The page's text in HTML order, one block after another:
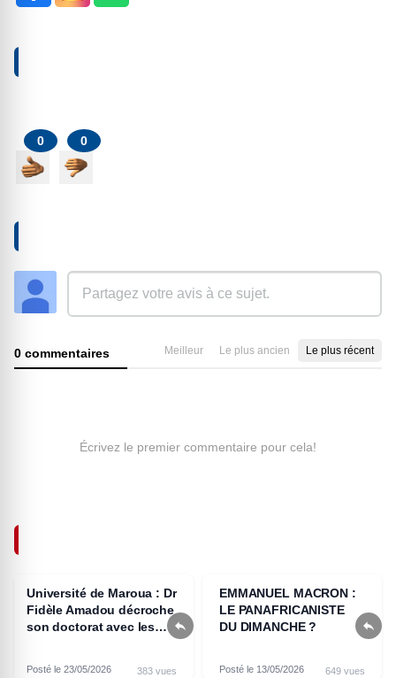
0 0
0 commentaires Meilleur Le plus ancien Le plus récent
Écrivez le premier commentaire pour cela!
Université de Maroua : Dr
Fidèle Amadou décroche
son doctorat avec les
Posté le 23/05/2026 383 vues

EMMANUEL MACRON :
LE PANAFRICANISTE
DU DIMANCHE ?
Posté le 13/05/2026 649 vues
